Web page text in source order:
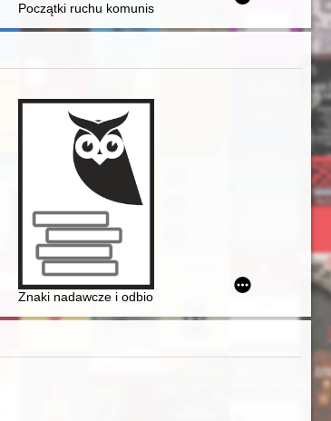
monarchy” and the issue of the so-called pagan
Początki ruchu komunistycznego na Górnym Śląsku
Wielowsi
residential architecture of the 1930s = Awangarda
Znaki nadawcze i odbiorcze używane na